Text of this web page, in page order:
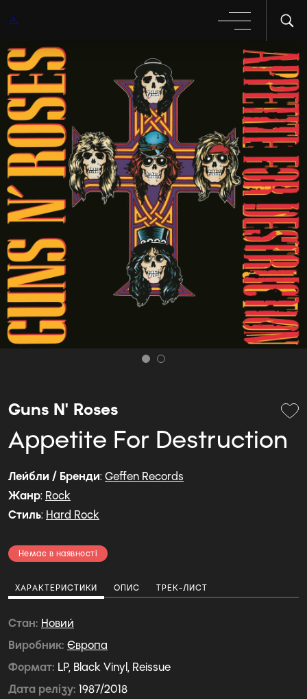
Guns N' Roses
Appetite For Destruction
Лейбли / Бренди: Geffen Records
Жанр: Rock
Стиль: Hard Rock
Немає в наявності
ХАРАКТЕРИСТИКИ ОПИС ТРЕК-ЛИСТ
Стан Новий
Виробник Європа
Формат LP, Black Vinyl, Reissue
Дата релізу 1987/2018